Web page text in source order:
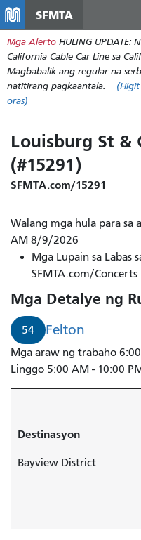
SFMTA
Mga Alerto HULING UPDATE:
California Cable Car Line sa
Magbabalik ang regular na
natitirang pagkaantala.
oras)
Louisburg St &
(#15291)
SFMTA.com/15291
Walang mga hula para sa
AM 8/9/2026
Mga Lupain sa Labas
SFMTA.com/Concerts
Mga Detalye ng
54 Felton
Mga araw ng trabaho
Linggo 5:00 AM - 10:00
Destinasyon
Bayview District